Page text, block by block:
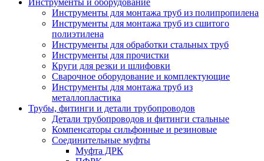
Инструменты и оборудование
Инструменты для монтажа труб из полипропилена
Инструменты для монтажа труб из сшитого
полиэтилена
Инструменты для обработки стальных труб
Инструменты для прочистки
Круги для резки и шлифовки
Сварочное оборудование и комплектующие
Инструменты для монтажа труб из
металлопластика
Трубы, фитинги и детали трубопроводов
Детали трубопроводов и фитинги стальные
Компенсаторы сильфонные и резиновые
Соединительные муфты
Муфта ДРК